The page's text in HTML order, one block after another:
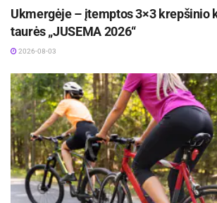
Ukmergėje – įtemptos 3×3 krepšinio
taurės „JUSEMA 2026“
2026-08-03